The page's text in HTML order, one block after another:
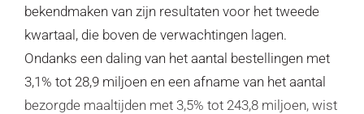
bekendmaken van zijn resultaten voor het tweede
kwartaal, die boven de verwachtingen lagen.
Ondanks een daling van het aantal bestellingen met
3,1% tot 28,9 miljoen en een afname van het aantal
bezorgde maaltijden met 3,5% tot 243,8 miljoen, wist